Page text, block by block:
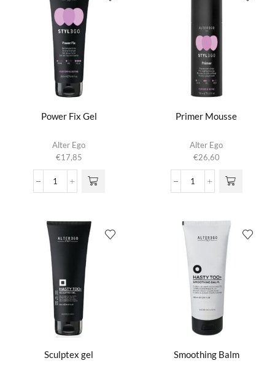
Power Fix Gel
Alter Ego
€17,85
Power
aantal
Primer Mousse
Alter Ego
€26,60
Primer
Sculptex gel Smoothing Balm